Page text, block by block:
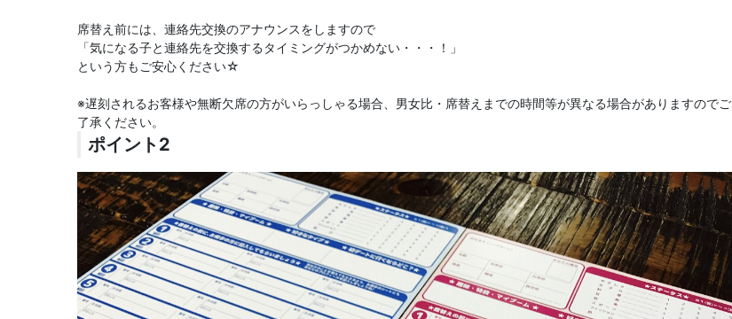
席替え前には、連絡先交換のアナウンスをしますので
「気になる子と連絡先を交換するタイミングがつかめない・・・！」
という方もご安心ください☆
※遅刻されるお客様や無断欠席の方がいらっしゃる場合、男女比・席替えまでの時間等が異なる場合がありますのでご
了承ください。
ポイント2